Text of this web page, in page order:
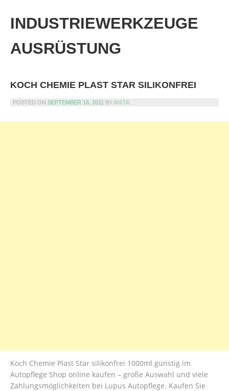
content
INDUSTRIEWERKZEUGE
AUSRÜSTUNG
KOCH CHEMIE PLAST STAR SILIKONFREI
POSTED ON SEPTEMBER 16, 2011 BYANITA
Koch Chemie Plast Star silikonfrei 1000ml günstig im
Autopflege Shop online kaufen – große Auswahl und viele
Zahlungsmöglichkeiten bei Lupus Autopflege. Kaufen Sie